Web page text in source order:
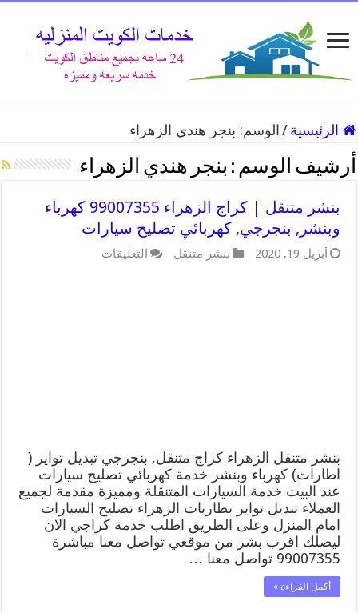
الرئيسية / الوسم: بنجر هندي الزهراء
أرشيف الوسم : بنجر هندي الزهراء
بنشر متنقل | كراج الزهراء 99007355 كهرباء
وبنشر, بنجرجي, كهربائي تصليح سيارات
أبريل 19, 2020 بنشر متنقل التعليقات
بنشر متنقل الزهراء كراج متنقل, بنجرجي تبديل تواير (
اطارات) كهرباء وبنشر خدمة كهربائي تصليح سيارات
عند البيت خدمة السيارات المتنقلة ومميزة مقدمة لجميع
العملاء تبديل تواير بطاريات الزهراء تصليح السيارات
امام المنزل وعلى الطريق اطلب خدمة كراجي الان
ليصلك اقرب بشر من موقعي تواصل معنا مباشرة
99007355 تواصل معنا …
أكمل القراءة »